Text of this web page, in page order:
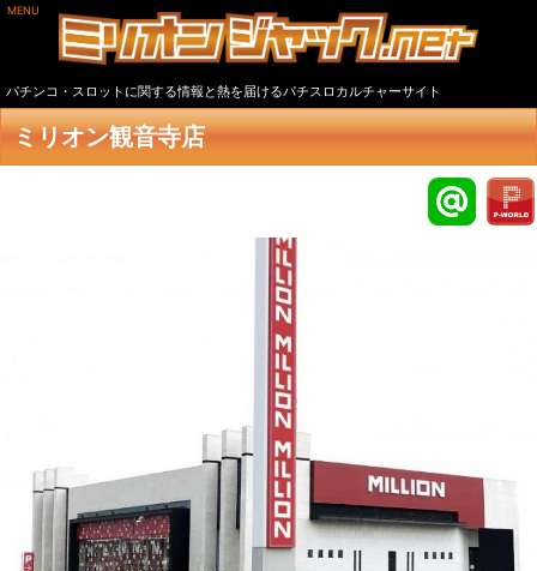
パチンコ・スロットに関する情報と熱を届けるパチスロカルチャーサイト
MENU
ミリオン観音寺店